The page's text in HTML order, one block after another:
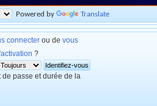
Powered by Translate
connecter ou de vous
?
passe et durée de la